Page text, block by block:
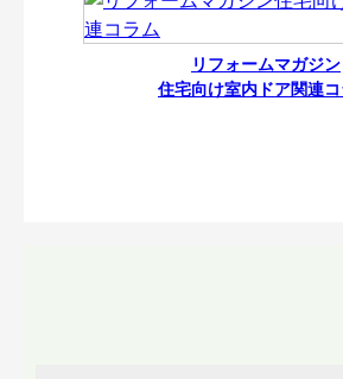
リフォームマガジン
住宅向け室内ドア関連